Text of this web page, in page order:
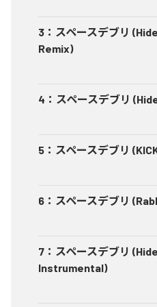
3 ： スペースデブリ
Remix)
4 ： スペースデブリ
5 ： スペースデブリ
6 ： スペースデブリ
7 ： スペースデブリ
Instrumental)